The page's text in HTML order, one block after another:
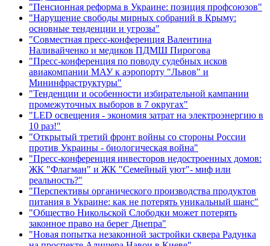
"Пенсионная реформа в Украине: позиция профсоюзов"
"Нарушение свободы мирных собраний в Крыму:
основные тенденции и угрозы"
"Совместная пресс-конференция Валентина
Наливайченко и медиков ПДМШ Пирогова
"Пресс-конференция по поводу судебных исков
авиакомпании МАУ к аэропорту "Львов" и
Мининфраструктуры"
"Тенденции и особенности избирательной кампании
промежуточных выборов в 7 округах"
"LED освещения - экономия затрат на электроэнергию в
10 раз!"
"Открытый третий фронт войны со стороны России
против Украины - биологическая война"
"Пресс-конференция инвесторов недостроенных домов:
ЖК "Флагман" и ЖК "Семейный уют"- миф или
реальность?"
"Перспективы органического производства продуктов
питания в Украине: как не потерять уникальный шанс"
"Общество Никольской Слободки может потерять
законное право на берег Днепра"
"Новая попытка незаконной застройки сквера Радунка